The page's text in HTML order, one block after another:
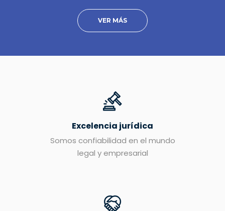
VER MÁS
Excelencia jurídica
Somos confiabilidad en el mundo
legal y empresarial